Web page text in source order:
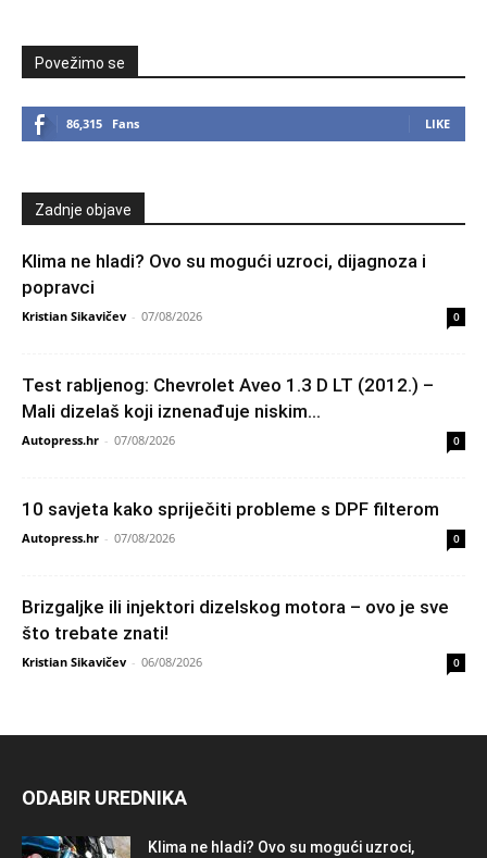
Povežimo se
86,315 Fans LIKE
Zadnje objave
Klima ne hladi? Ovo su mogući uzroci, dijagnoza i
popravci
Kristian Sikavičev - 07/08/2026 0
Test rabljenog: Chevrolet Aveo 1.3 D LT (2012.) –
Mali dizelaš koji iznenađuje niskim...
Autopress.hr - 07/08/2026 0
10 savjeta kako spriječiti probleme s DPF filterom
Autopress.hr - 07/08/2026 0
Brizgaljke ili injektori dizelskog motora – ovo je sve
što trebate znati!
Kristian Sikavičev - 06/08/2026 0
ODABIR UREDNIKA
Klima ne hladi? Ovo su mogući uzroci,